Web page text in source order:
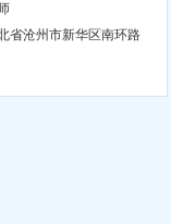
省沧州市新华区南环路